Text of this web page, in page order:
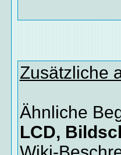
Zusätzliche
Ähnliche
LCD,